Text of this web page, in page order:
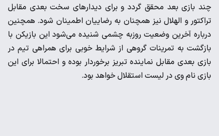
چند بازی بعد محقق گردد و برای دیدارهای سخت بعدی مقابل
تراکتور و الهلال نیز همچنان به رضاییان اطمینان شود. همچنین
درباره آخرین وضعیت روزبه چشمی شنیده می‌شود این بازیکن با
بازگشت به تمرینات گروهی از شرایط خوبی برای همراهی تیم در
بازی بعدی مقابل نماینده تبریز برخوردار بوده و احتمالا برای این
بازی نام وی در لیست استقلال خواهد بود.